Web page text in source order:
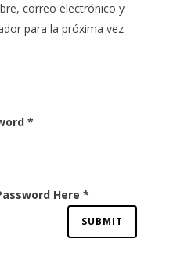
correo electrónico y
para la próxima vez
*
Here *